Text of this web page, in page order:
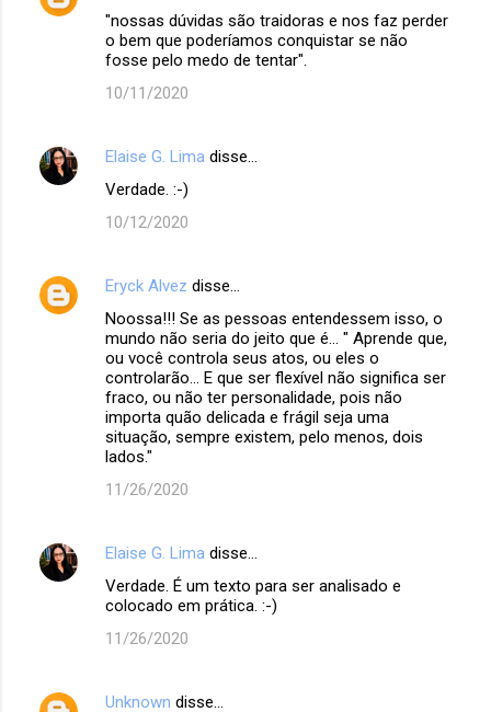
"nossas dúvidas são traidoras e nos faz perder
o bem que poderíamos conquistar se não
fosse pelo medo de tentar".
10/11/2020
Elaise G. Lima disse…
Verdade. :-)
10/12/2020
Eryck Alvez disse…
Noossa!!! Se as pessoas entendessem isso, o
mundo não seria do jeito que é... " Aprende que,
ou você controla seus atos, ou eles o
controlarão… E que ser flexível não significa ser
fraco, ou não ter personalidade, pois não
importa quão delicada e frágil seja uma
situação, sempre existem, pelo menos, dois
lados."
11/26/2020
Elaise G. Lima disse…
Verdade. É um texto para ser analisado e
colocado em prática. :-)
11/26/2020
Unknown disse…